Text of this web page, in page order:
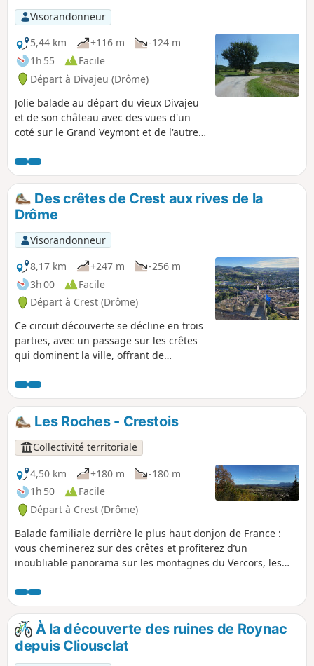
Visorandonneur
5,44 km
+116 m
-124 m
1h 55
Facile
Départ à Divajeu (Drôme)
Jolie balade au départ du vieux Divajeu
et de son château avec des vues d'un
coté sur le Grand Veymont et de l'autre
très agréable en flanc de colline à
travers les chênes et les pins.
Des crêtes de Crest aux rives de la
Drôme
Visorandonneur
8,17 km
+247 m
-256 m
3h 00
Facile
Départ à Crest (Drôme)
Ce circuit découverte se décline en trois
parties, avec un passage sur les crêtes
qui dominent la ville, offrant de
agréable promenade en bord de Drôme.
La boucle se termine par un court
itinéraire touristique dans le labyrinthe
de la vieille ville. Le point d'orgue
incontournable de cette découverte de
Crest étant la visite de sa Tour, plus haut
donjon de France : ne pas hésiter à en
prévoir la visite.
Les Roches - Crestois
Collectivité territoriale
4,50 km
+180 m
-180 m
1h 50
Facile
Départ à Crest (Drôme)
Balade familiale derrière le plus haut donjon de France :
vous cheminerez sur des crêtes et profiterez d’un
inoubliable panorama sur les montagnes du Vercors, les
À la découverte des ruines de Roynac
depuis Cliousclat